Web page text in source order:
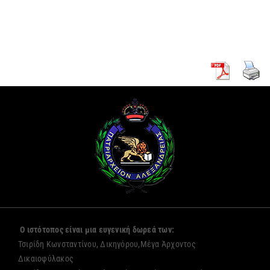
Ο ιστότοπος είναι μια ευγενική δωρεά των:
Τσιρίδη Κωνσταντίνου, Δικηγόρου,Μέγα Άρχοντος
Δικαιοφύλακος